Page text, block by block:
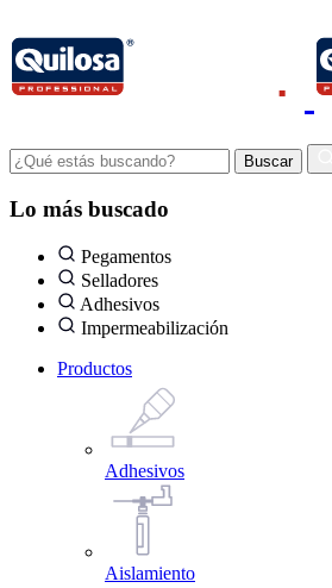
Lo más buscado
Pegamentos
Selladores
Adhesivos
Impermeabilización
Productos
Adhesivos
Aislamiento